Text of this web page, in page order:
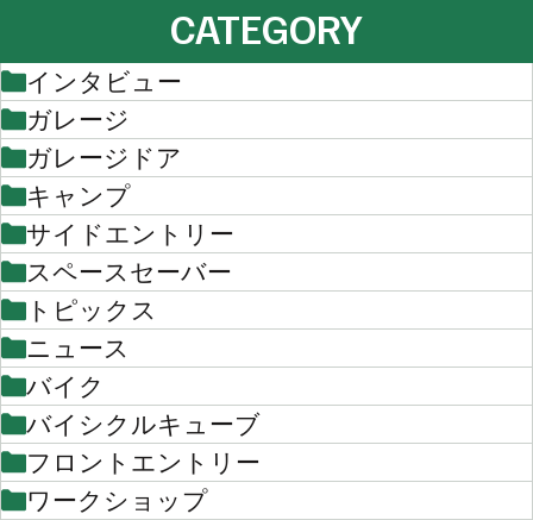
CATEGORY
インタビュー
ガレージ
ガレージドア
キャンプ
サイドエントリー
スペースセーバー
トピックス
ニュース
バイク
バイシクルキューブ
フロントエントリー
ワークショップ